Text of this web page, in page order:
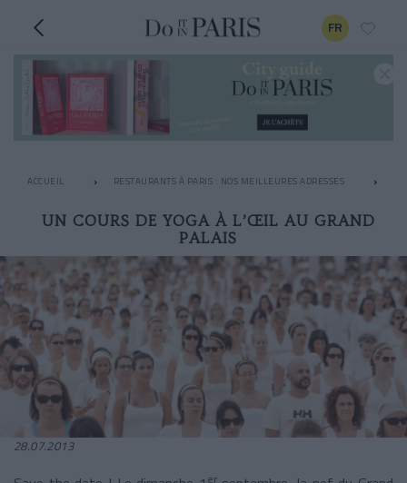
FR
ACCUEIL RESTAURANTS À PARIS : NOS MEILLEURES ADRESSES
UN COURS DE YOGA À L’ŒIL AU GRAND
PALAIS
28.07.2013
er